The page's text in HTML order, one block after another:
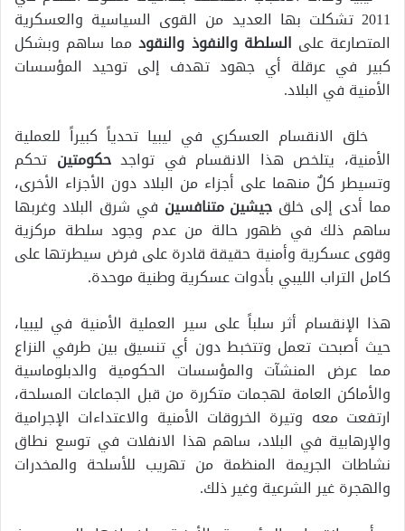
2011 تشكلت بها العديد من القوى السياسية والعسكرية
المتصارعة على السلطة والنفوذ والنقودمما ساهم وبشكل
كبير في عرقلة أي جهود تهدف إلى توحيد المؤسسات
الأمنية في البلاد.
خلق الانقسام العسكري في ليبيا تحدياً كبيراً للعملية
الأمنية، يتلخص هذا الانقسام في تواجدحكومتين تحكم
وتسيطر كلٌ منهما على أجزاء من البلاد دون الأجزاء الأخرى،
مما أدى إلى خلق جيشين متنافسين في شرق البلاد وغربها
ساهم ذلك في ظهور حالة من عدم وجود سلطة مركزية
وقوى عسكرية وأمنية حقيقة قادرة على فرض سيطرتها على
كامل التراب الليبي بأدوات عسكرية وطنية موحدة.
هذا الإنقسام أثر سلباً على سير العملية الأمنية في ليبيا،
حيث أصبحت تعمل وتتخبط دون أي تنسيق بين طرفي النزاع
مما عرض المنشآت والمؤسسات الحكومية والدبلوماسية
والأماكن العامة لهجمات متكررة من قبل الجماعات المسلحة،
ارتفعت معه وتيرة الخروقات الأمنية والاعتداءات الإجرامية
والإرهابية في البلاد، ساهم هذا الانفلات في توسع نطاق
نشاطات الجريمة المنظمة من تهريب للأسلحة والمخدرات
والهجرة غير الشرعية وغير ذلك.